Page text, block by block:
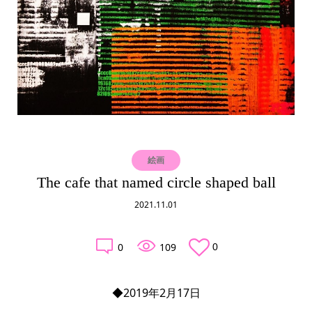
絵画
The cafe that named circle shaped ball
2021.11.01
0 109 0
◆2019年2月17日